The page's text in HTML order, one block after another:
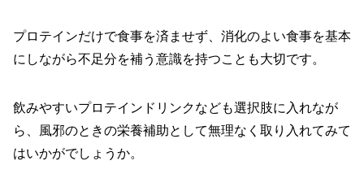
プロテインだけで食事を済ませず、消化のよい食事を基本
にしながら不足分を補う意識を持つことも大切です。
飲みやすいプロテインドリンクなども選択肢に入れなが
ら、風邪のときの栄養補助として無理なく取り入れてみて
はいかがでしょうか。